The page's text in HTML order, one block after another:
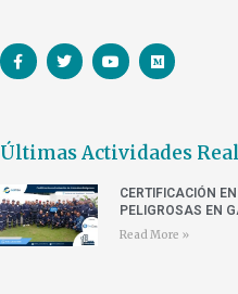
Últimas Actividades
CERTIFICACIÓN
PELIGROSAS EN
Read More »